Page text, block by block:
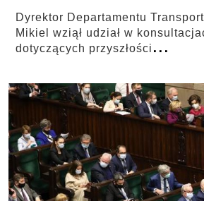
Dyrektor Departamentu
Mikiel wziął udział w
dotyczących przyszłości ...